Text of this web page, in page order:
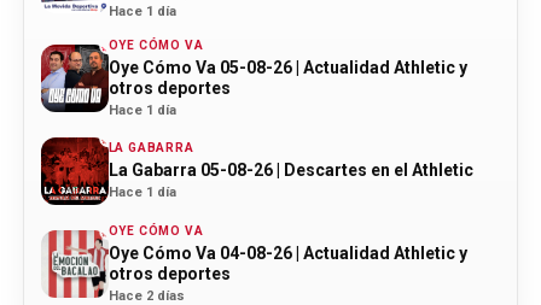
Hace 1 día
OYE CÓMO VA
Oye Cómo Va 05-08-26 | Actualidad Athletic y
otros deportes
Hace 1 día
LA GABARRA
La Gabarra 05-08-26 | Descartes en el Athletic
Hace 1 día
OYE CÓMO VA
Oye Cómo Va 04-08-26 | Actualidad Athletic y
otros deportes
Hace 2 días